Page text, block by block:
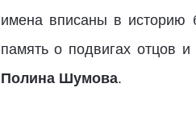
имена вписаны в историю
память о подвигах отцов
Полина Шумова.